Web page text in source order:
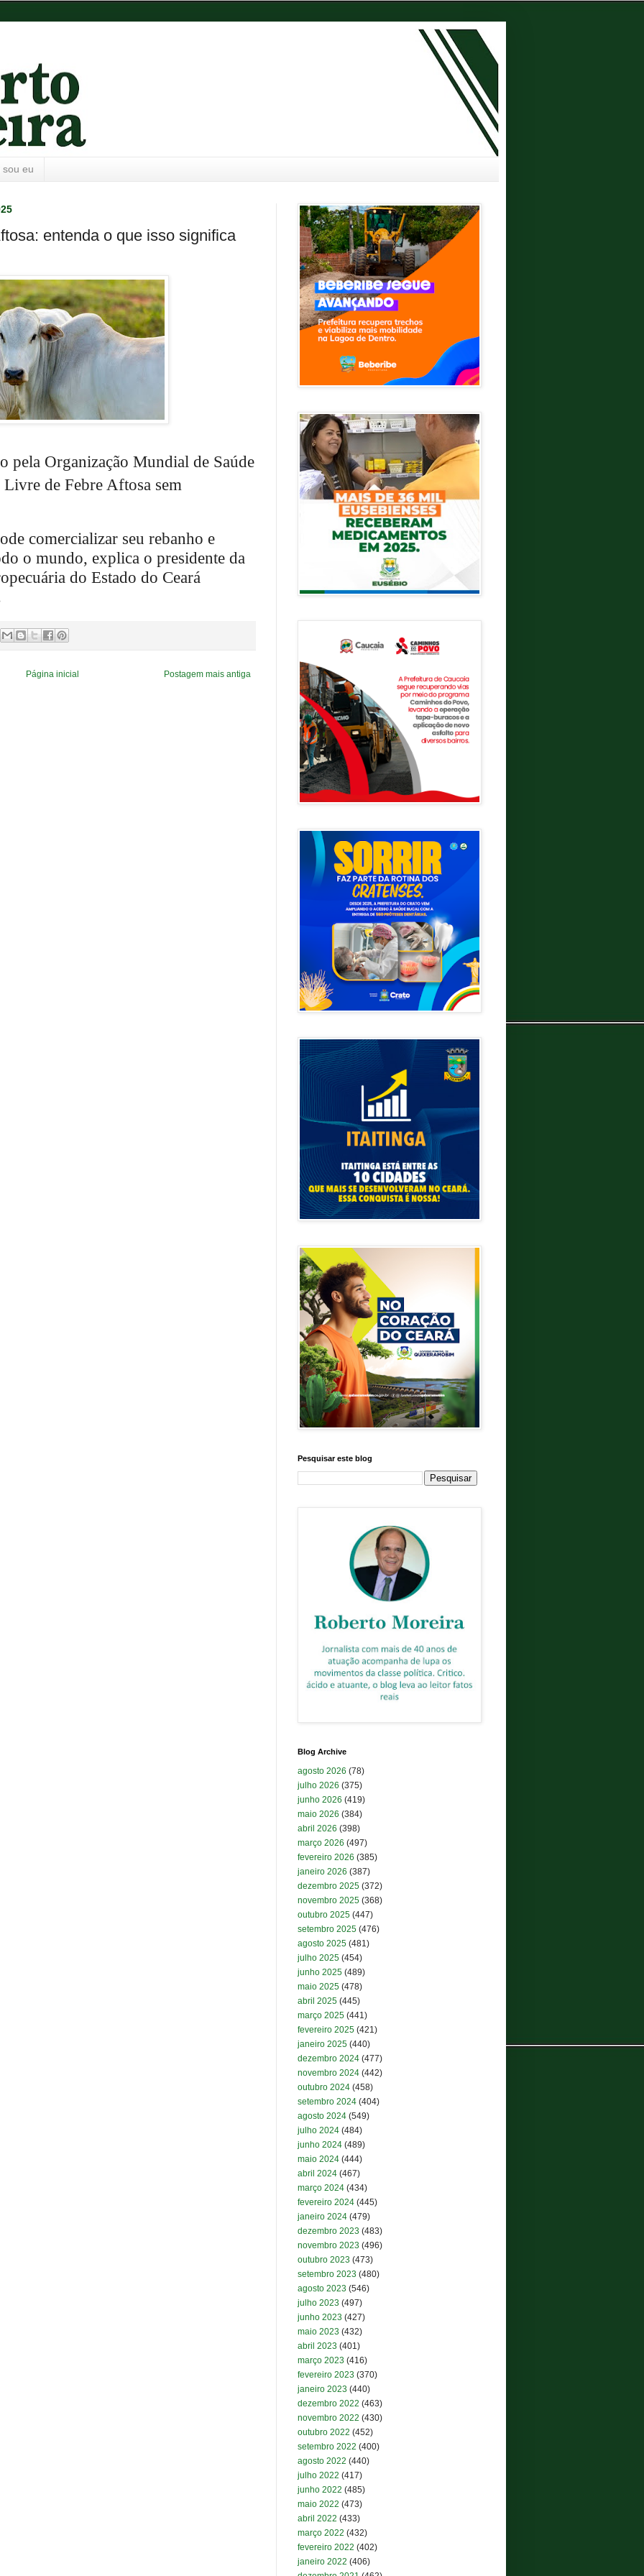
sou eu
entenda o que isso significa
pela Organização Mundial de Saúde
de Febre Aftosa sem
comercializar seu rebanho e
o mundo, explica o presidente da
do Estado do Ceará
Postagem mais antiga
Página inicial
Pesquisar este blog
Blog Archive
agosto 2026 (78)
julho 2026 (375)
junho 2026 (419)
maio 2026 (384)
abril 2026 (398)
março 2026 (497)
fevereiro 2026 (385)
janeiro 2026 (387)
dezembro 2025 (372)
novembro 2025 (368)
outubro 2025 (447)
setembro 2025 (476)
agosto 2025 (481)
julho 2025 (454)
junho 2025 (489)
maio 2025 (478)
abril 2025 (445)
março 2025 (441)
fevereiro 2025 (421)
janeiro 2025 (440)
dezembro 2024 (477)
novembro 2024 (442)
outubro 2024 (458)
setembro 2024 (404)
agosto 2024 (549)
julho 2024 (484)
junho 2024 (489)
maio 2024 (444)
abril 2024 (467)
março 2024 (434)
fevereiro 2024 (445)
janeiro 2024 (479)
dezembro 2023 (483)
novembro 2023 (496)
outubro 2023 (473)
setembro 2023 (480)
agosto 2023 (546)
julho 2023 (497)
junho 2023 (427)
maio 2023 (432)
abril 2023 (401)
março 2023 (416)
fevereiro 2023 (370)
janeiro 2023 (440)
dezembro 2022 (463)
novembro 2022 (430)
outubro 2022 (452)
setembro 2022 (400)
agosto 2022 (440)
julho 2022 (417)
junho 2022 (485)
maio 2022 (473)
abril 2022 (433)
março 2022 (432)
fevereiro 2022 (402)
janeiro 2022 (406)